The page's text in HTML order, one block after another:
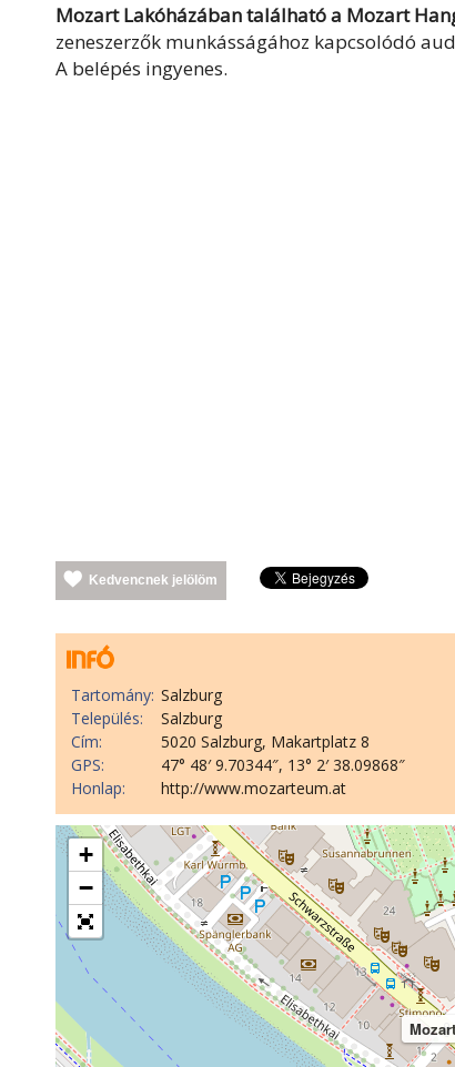
Mozart Lakóházában található a Mozart
zeneszerzők munkásságához kapcsolódó
A belépés ingyenes.
Kedvencnek jelölöm
Tartomány: Salzburg
Település:
Salzburg
Cím:
5020 Salzburg, Makartplatz 8
GPS:
47° 48′ 9.70344″, 13° 2′ 38.09868″
Honlap:
http://www.mozarteum.at
+
−